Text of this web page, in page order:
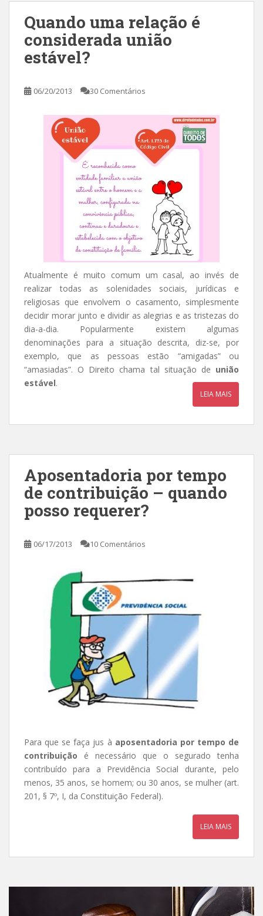
Quando uma relação é
considerada união
estável?
06/20/2013 30 Comentários
Atualmente é muito comum um casal, ao invés de
realizar todas as solenidades sociais, jurídicas e
religiosas que envolvem o casamento, simplesmente
decidir morar junto e dividir as alegrias e as tristezas do
dia-a-dia. Popularmente existem algumas
denominações para a situação descrita, diz-se, por
exemplo, que as pessoas estão “amigadas” ou
“amasiadas”. O Direito chama tal situação de união
estável.
LEIA MAIS
Aposentadoria por tempo
de contribuição – quando
posso requerer?
06/17/2013 10 Comentários
Para que se faça jus à aposentadoria por tempo de
contribuição é necessário que o segurado tenha
contribuído para a Previdência Social durante, pelo
menos, 35 anos, se homem; ou 30 anos, se mulher (art.
201, § 7º, I, da Constituição Federal).
LEIA MAIS